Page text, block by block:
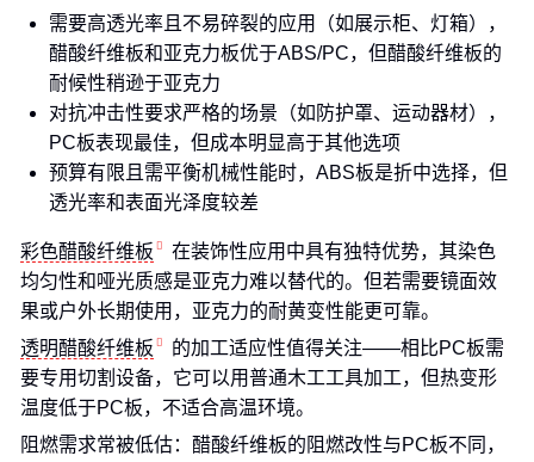
需要高透光率且不易碎裂的应用（如展示柜、灯箱），
醋酸纤维板和亚克力板优于ABS/PC，但醋酸纤维板的
耐候性稍逊于亚克力
对抗冲击性要求严格的场景（如防护罩、运动器材），
PC板表现最佳，但成本明显高于其他选项
预算有限且需平衡机械性能时，ABS板是折中选择，但
透光率和表面光泽度较差
彩色醋酸纤维板
在装饰性应用中具有独特优势，其染色
均匀性和哑光质感是亚克力难以替代的。但若需要镜面效
果或户外长期使用，亚克力的耐黄变性能更可靠。
透明醋酸纤维板
的加工适应性值得关注——相比PC板需
要专用切割设备，它可以用普通木工工具加工，但热变形
温度低于PC板，不适合高温环境。
阻燃需求常被低估：醋酸纤维板的阻燃改性与PC板不同，